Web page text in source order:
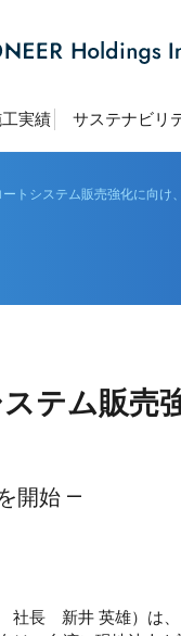
実績 サステナビリ
トシステム販売強化に向け
テム販売
開始 ―
長 新井 英雄）は